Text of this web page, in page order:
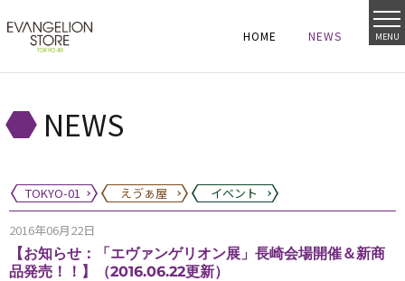
MENU
HOME
HOME NEWS
NEWS
NEWS
TOKYO-01 えゔぁ屋 イベント
2016年06月22日
【お知らせ：「エヴァンゲリオン展」長崎会場開催＆新商
品発売！！】（2016.06.22更新）